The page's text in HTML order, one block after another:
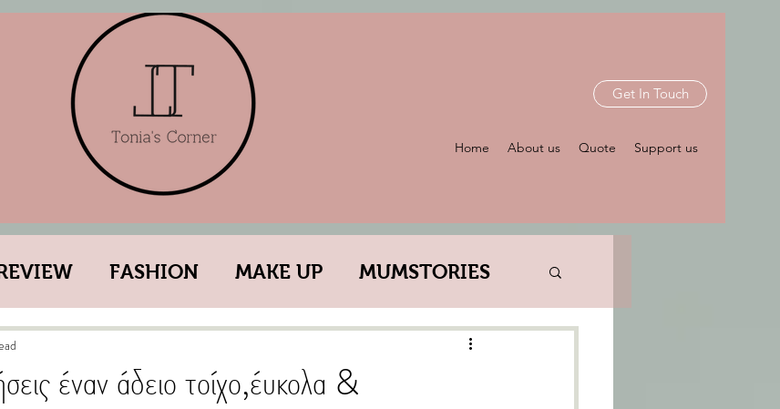
Get In Touch
Home About us Quote Support us
FASHION MAKE UP MUMSTORIES
έναν άδειο τοίχο,έυκολα &